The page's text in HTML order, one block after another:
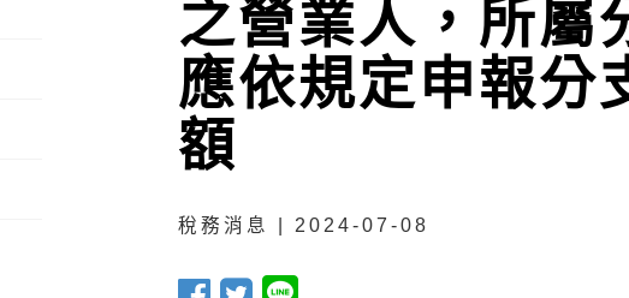
之營業人，所屬
應依規定申報分
額
稅務消息 | 2024-07-08